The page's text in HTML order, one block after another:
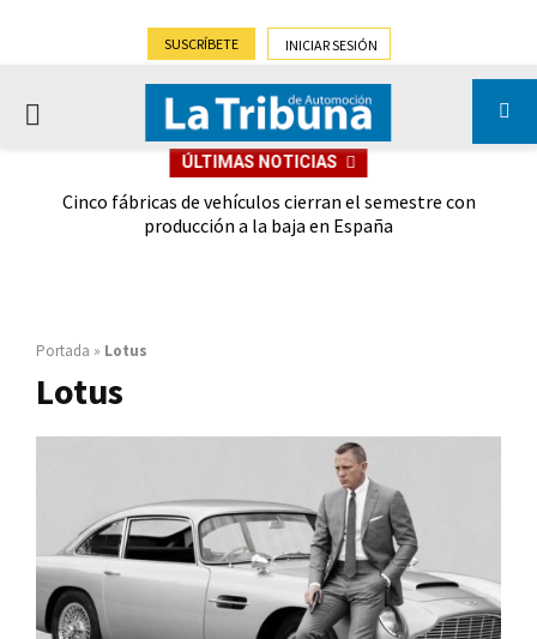
SUSCRÍBETE INICIAR SESIÓN
PRIMARY
ÚLTIMAS NOTICIAS
Cinco fábricas de vehículos cierran el semestre con
producción a la baja en España
Portada » Lotus
Lotus